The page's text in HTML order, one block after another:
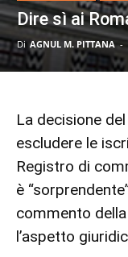
Dire sì ai
Di AGNUL M. PITTANA -
La decisione
escludere le
Registro di
è
commento
l’aspetto